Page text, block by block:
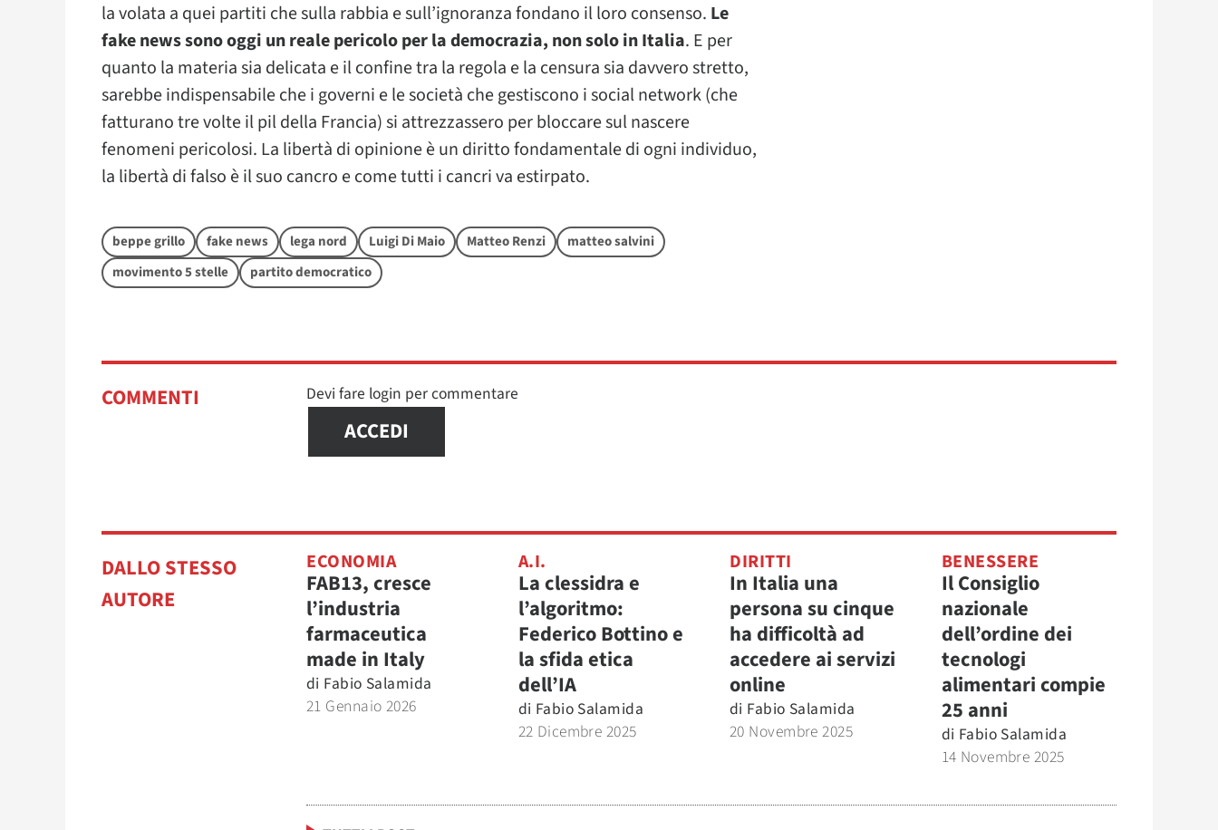
la volata a quei partiti che sulla rabbia e sull’ignoranza fondano il loro consenso. Le
fake news sono oggi un reale pericolo per la democrazia, non solo in Italia. E per
quanto la materia sia delicata e il confine tra la regola e la censura sia davvero stretto,
sarebbe indispensabile che i governi e le società che gestiscono i social network (che
fatturano tre volte il pil della Francia) si attrezzassero per bloccare sul nascere
fenomeni pericolosi. La libertà di opinione è un diritto fondamentale di ogni individuo,
la libertà di falso è il suo cancro e come tutti i cancri va estirpato.
beppe grillo fake news lega nord Luigi Di Maio Matteo Renzi
matteo salvini
movimento 5 stelle
partito democratico
COMMENTI Devi fare login per commentare
ACCEDI
DALLO STESSO
AUTORE
ECONOMIA
FAB13, cresce
l’industria
farmaceutica
made in Italy
di Fabio Salamida
21 Gennaio 2026
A.I.
La clessidra e
l’algoritmo:
Federico Bottino e
la sfida etica
dell’IA
di Fabio Salamida
22 Dicembre 2025
DIRITTI
In Italia una
persona su cinque
ha difficoltà ad
accedere ai servizi
online
di Fabio Salamida
20 Novembre 2025
BENESSERE
Il Consiglio
nazionale
dell’ordine dei
tecnologi
alimentari compie
25 anni
di Fabio Salamida
14 Novembre 2025